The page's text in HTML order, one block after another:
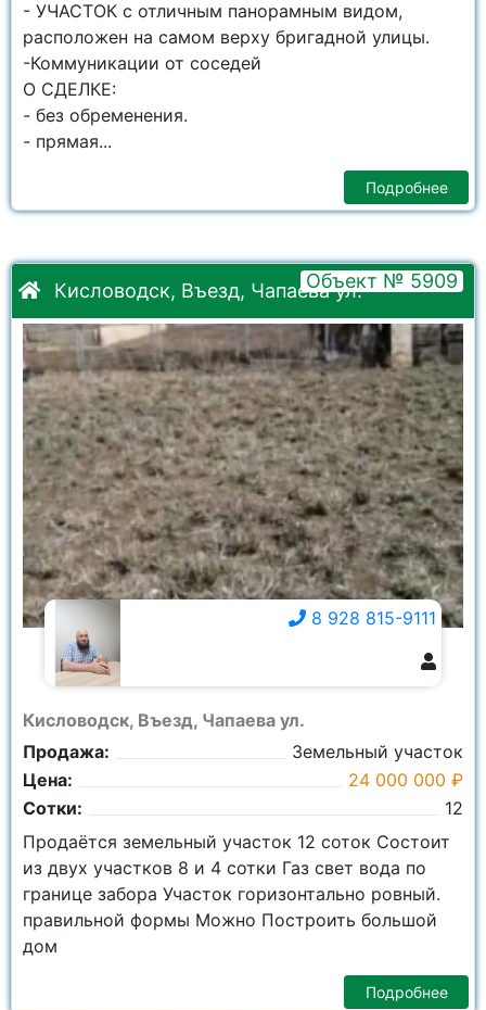
- УЧАСТОК с отличным панорамным видом,
расположен на самом верху бригадной улицы.
-Коммуникации от соседей
О СДЕЛКЕ:
- без обременения.
- прямая...
Подробнее
Кисловодск, Въезд, Чапаева ул.Объект № 5909
Кисловодск, Въезд, Чапаева ул.
Продажа:
Земельный участок
Цена:
24 000 000 ₽
Сотки:
12
8 928 815-9111
Продаётся земельный участок 12 соток Состоит
из двух участков 8 и 4 сотки Газ свет вода по
границе забора Участок горизонтально ровный.
правильной формы Можно Построить большой
дом
Подробнее